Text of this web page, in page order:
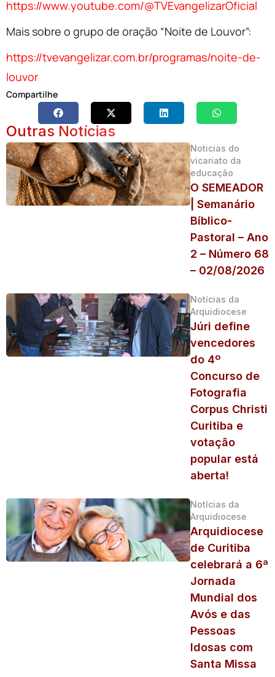
https://www.youtube.com/@TVEvangelizarOficial
Mais sobre o grupo de oração “Noite de Louvor”:
https://tvevangelizar.com.br/programas/noite-de-
louvor
Compartilhe
Outras Notícias
Noticias do
vicariato da
educação
O SEMEADOR
| Semanário
Bíblico-
Pastoral – Ano
2 – Número 68
– 02/08/2026
Notícias da
Arquidiocese
Júri define
vencedores
do 4º
Concurso de
Fotografia
Corpus Christi
Curitiba e
votação
popular está
aberta!
Notícias da
Arquidiocese
Arquidiocese
de Curitiba
celebrará a 6ª
Jornada
Mundial dos
Avós e das
Pessoas
Idosas com
Santa Missa